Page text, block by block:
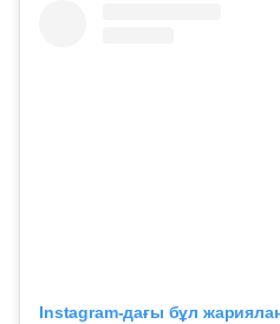
Instagram-дағы бұл